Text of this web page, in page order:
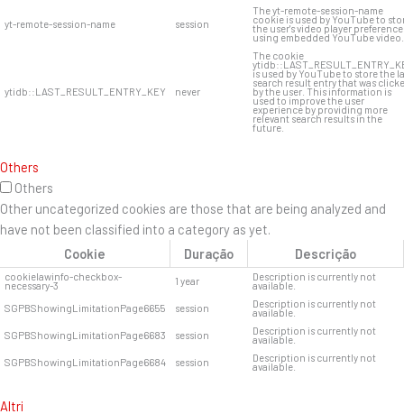
yt-remote-session-name session
The yt-remote-session-name
cookie is used by YouTube to
the user's video player
using embedded YouTube video.
ytidb::LAST_RESULT_ENTRY_KEY never
The cookie
is used by YouTube to store the
search result entry that was
by the user. This information is
used to improve the user
experience by providing more
relevant search results in the
future.
Others
Others
Other uncategorized cookies are those that are being analyzed and
have not been classified into a category as yet.
Cookie
Duração Descrição
cookielawinfo-checkbox-
necessary-3 1 year Description is currently not
available.
SGPBShowingLimitationPage6655
session Description is currently not
available.
SGPBShowingLimitationPage6683
session Description is currently not
available.
SGPBShowingLimitationPage6684
session Description is currently not
available.
Altri